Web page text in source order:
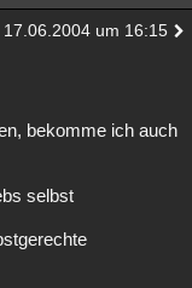
17.06.2004 um 16:15
bekomme ich auch
selbst